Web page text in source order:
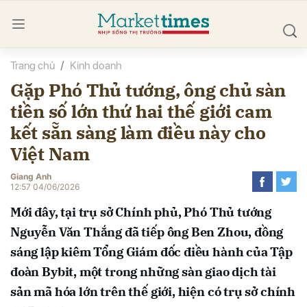
Trang chủ Kinh doanh
Gặp Phó Thủ tướng, ông chủ sàn
tiền số lớn thứ hai thế giới cam
kết sẵn sàng làm điều này cho
Việt Nam
Giang Anh
12:57 04/06/2026
Mới đây, tại trụ sở Chính phủ, Phó Thủ tướng
Nguyễn Văn Thắng đã tiếp ông Ben Zhou, đồng
sáng lập kiêm Tổng Giám đốc điều hành của Tập
đoàn Bybit, một trong những sàn giao dịch tài
sản mã hóa lớn trên thế giới, hiện có trụ sở chính
luận